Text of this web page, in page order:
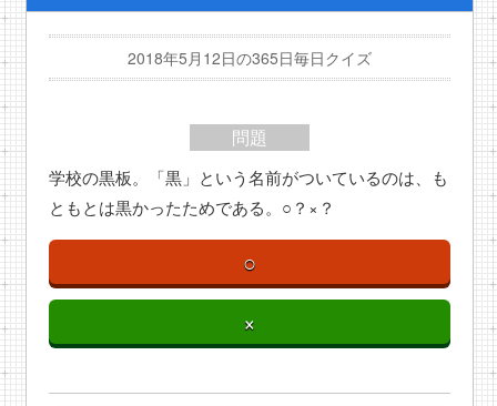
2018年5月12日の365日毎日クイズ
問題
学校の黒板。「黒」という名前がついているのは、も
ともとは黒かったためである。○？×？
○
×